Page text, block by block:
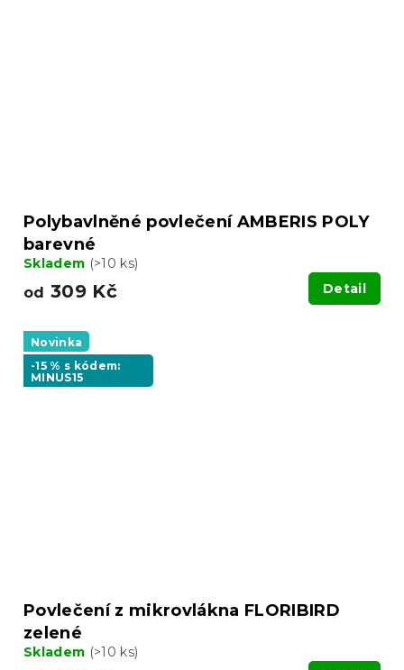
Polybavlněné povlečení AMBERIS POLY
barevné
Skladem (>10 ks)
od 309 Kč Detail
Novinka
-15 % s kódem:
MINUS15
Povlečení z mikrovlákna FLORIBIRD
zelené
Skladem (>10 ks)